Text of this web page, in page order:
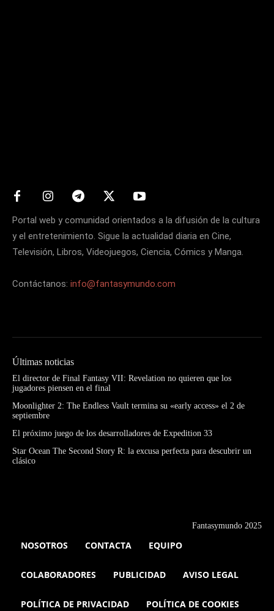
Portal web y comunidad orientados a la difusión de la cultura
y el entretenimiento. Sigue la actualidad diaria en Cine,
Televisión, Libros, Videojuegos, Ciencia, Cómics y Manga.
Contáctanos: info@fantasymundo.com
Últimas noticias
El director de Final Fantasy VII: Revelation no quieren que los
jugadores piensen en el final
Moonlighter 2: The Endless Vault termina su «early access» el 2 de
septiembre
El próximo juego de los desarrolladores de Expedition 33
Star Ocean The Second Story R: la excusa perfecta para descubrir un
clásico
Fantasymundo 2025
NOSOTROS CONTACTA EQUIPO
COLABORADORES PUBLICIDAD AVISO LEGAL
POLÍTICA DE PRIVACIDAD POLÍTICA DE COOKIES